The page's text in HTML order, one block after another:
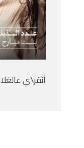
أنقر\ي